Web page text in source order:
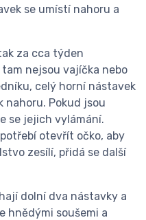
se umístí nahoru a
za cca týden
nejsou vajíčka nebo
celý horní nástavek
nahoru. Pokud jsou
se jejich vylámání.
otevřít očko, aby
zesílí, přidá se další
dolní dva nástavky a
hnědými soušemi a